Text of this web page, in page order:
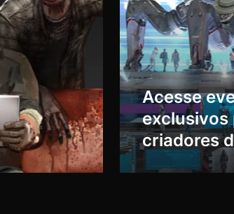
Acesse
exclusivos
criadores